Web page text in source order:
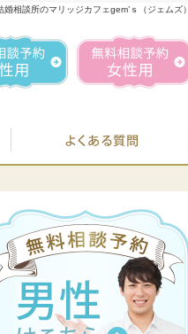
相談所のマリッジカフェgem’ｓ（ジェムズ）
1849-3147
無料相談予約男性用